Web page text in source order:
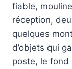
fiable,
réception,
quelques
d’objets qui
poste, le fond